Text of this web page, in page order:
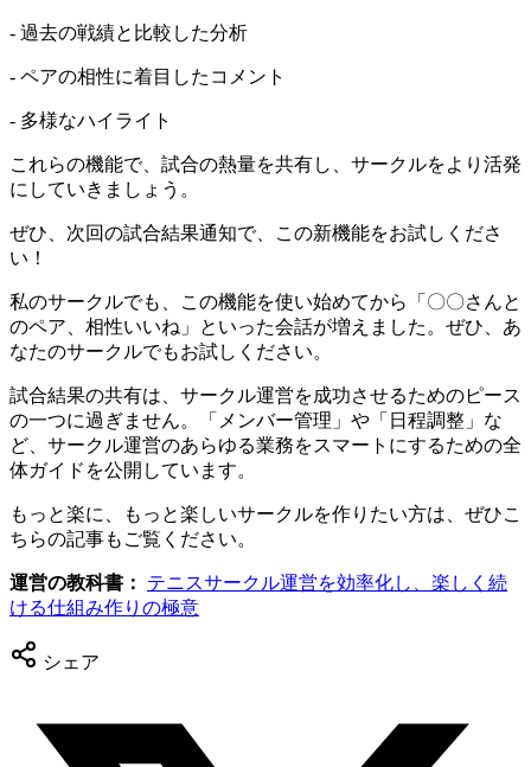
- 過去の戦績と比較した分析
- ペアの相性に着目したコメント
- 多様なハイライト
これらの機能で、試合の熱量を共有し、サークルをより活発
にしていきましょう。
ぜひ、次回の試合結果通知で、この新機能をお試しくださ
い！
私のサークルでも、この機能を使い始めてから「〇〇さんと
のペア、相性いいね」といった会話が増えました。ぜひ、あ
なたのサークルでもお試しください。
試合結果の共有は、サークル運営を成功させるためのピース
の一つに過ぎません。「メンバー管理」や「日程調整」な
ど、サークル運営のあらゆる業務をスマートにするための全
体ガイドを公開しています。
もっと楽に、もっと楽しいサークルを作りたい方は、ぜひこ
ちらの記事もご覧ください。
運営の教科書：
テニスサークル運営を効率化し、楽しく続
ける仕組み作りの極意
シェア